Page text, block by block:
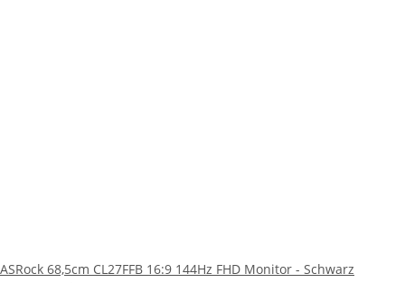
ASRock 68,5cm CL27FFB 16:9 144Hz FHD Monitor - Schwarz